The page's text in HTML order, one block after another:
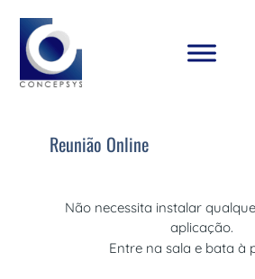
Reunião Online
Não necessita instalar
aplicação.
Entre na sala e bata à